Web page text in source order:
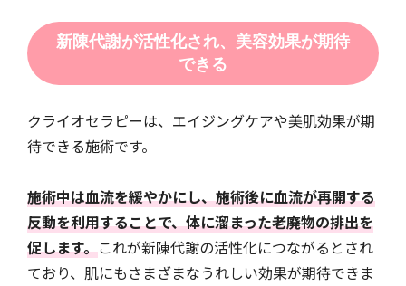
新陳代謝が活性化され、美容効果が期待
できる
クライオセラピーは、エイジングケアや美肌効果が期
待できる施術です。
施術中は血流を緩やかにし、施術後に血流が再開する
反動を利用することで、体に溜まった老廃物の排出を
促します。これが新陳代謝の活性化につながるとされ
ており、肌にもさまざまなうれしい効果が期待できま